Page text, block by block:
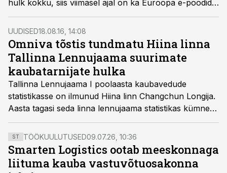
hulk kokku, siis viimasel ajal on ka Euroopa e-poodide
kaubamahud tugevalt kasvama hakanud, teatas
Omniva.
UUDISED18.08.16, 14:08
Omniva tõstis tundmatu Hiina linna
Tallinna Lennujaama suurimate
kaubatarnijate hulka
Tallinna Lennujaama I poolaasta kaubavedude
statistikasse on ilmunud Hiina linn Changchun Longija.
Aasta tagasi seda linna lennujaama statistikas kümne
suurima hulgas ei olnud. Nüüd on linna sinna tõstnud
Omniva e-kaubanduse äri.
ST TÖÖKUULUTUSED09.07.26, 10:36
Smarten Logistics ootab meeskonnaga
liituma kauba vastuvõtuosakonna